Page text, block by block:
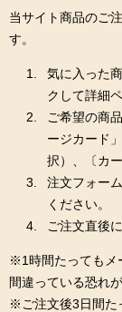
当サイト商品のご
す。
気に入った
クして詳細
ご希望の商
ージカード
択）、〔カ
注文フォー
ください。
ご注文直後
※1時間たってもメ
間違っている恐れ
※ご注文後3日間た